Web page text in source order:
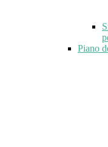
Piano